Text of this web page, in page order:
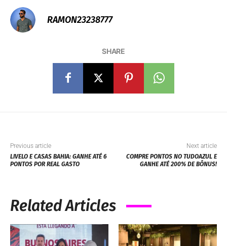
RAMON23238777
SHARE
Previous article
LIVELO E CASAS BAHIA: GANHE ATÉ 6
PONTOS POR REAL GASTO
Next article
COMPRE PONTOS NO TUDOAZUL E
GANHE ATÉ 200% DE BÔNUS!
Related Articles